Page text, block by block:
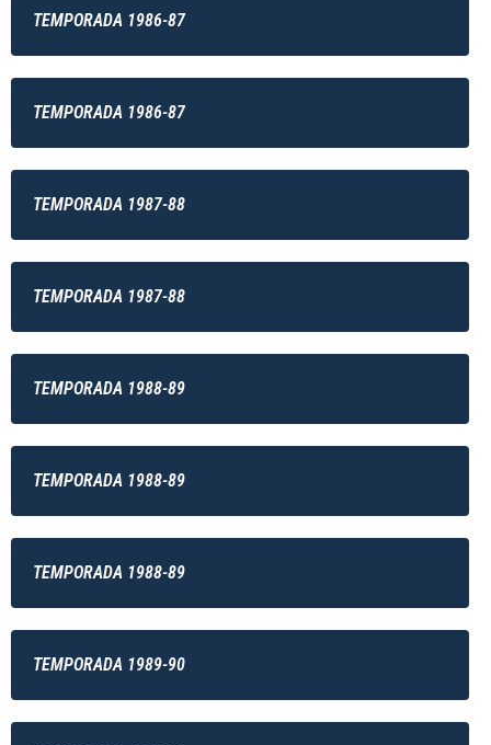
TEMPORADA 1986-87
TEMPORADA 1986-87
TEMPORADA 1987-88
TEMPORADA 1987-88
TEMPORADA 1988-89
TEMPORADA 1988-89
TEMPORADA 1988-89
TEMPORADA 1989-90